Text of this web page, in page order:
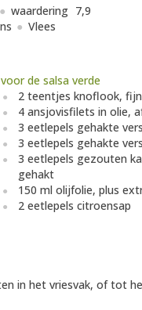
waardering 7,9
Vlees
voor de salsa verde
2 teentjes knoflook,
4 ansjovisfilets in olie,
3 eetlepels gehakte
3 eetlepels gehakte
3 eetlepels gezouten
gehakt
150 ml olijfolie, plus
2 eetlepels citroensap
in het vriesvak, of tot